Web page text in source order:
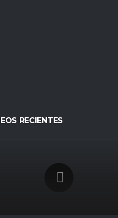
RECIENTES
FRANCOX14810
Temporada 23